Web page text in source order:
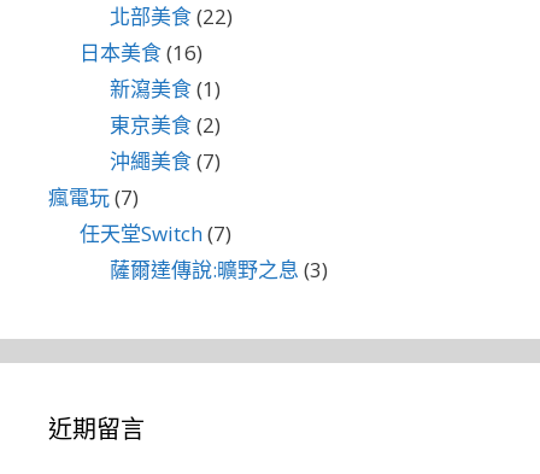
北部美食(22)
日本美食(16)
新瀉美食(1)
東京美食(2)
沖繩美食(7)
瘋電玩(7)
任天堂Switch(7)
薩爾達傳說:曠野之息 (3)
近期留言